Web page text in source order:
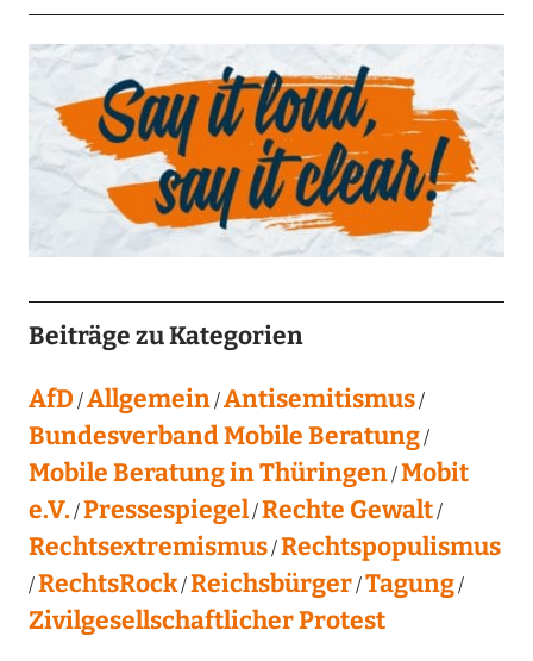
Beiträge zu Kategorien
AfD Allgemein Antisemitismus
Bundesverband Mobile Beratung
Mobile Beratung in Thüringen Mobit
e.V. Pressespiegel Rechte Gewalt
Rechtsextremismus Rechtspopulismus
RechtsRock Reichsbürger Tagung
Zivilgesellschaftlicher Protest